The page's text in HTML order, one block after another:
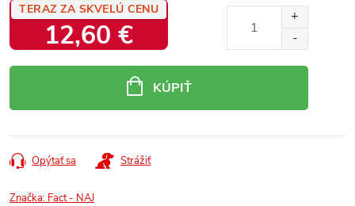
TERAZ ZA SKVELÚ CENU
12,60 €
KÚPIŤ
Opýtať sa Strážiť
Značka: Fact - NAJ